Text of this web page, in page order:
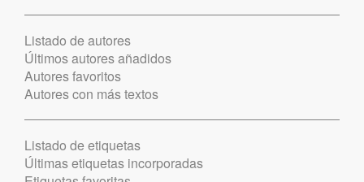
Listado de autores
Últimos autores añadidos
Autores favoritos
Autores con más textos
Listado de etiquetas
Últimas etiquetas incorporadas